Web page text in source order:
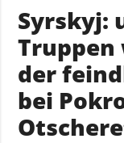
Syrskyj:
der
bei